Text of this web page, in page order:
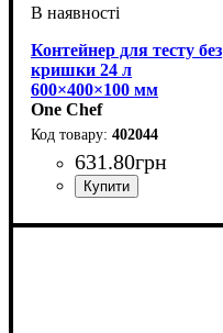
Контейнер для тесту без
кришки 24 л
600×400×100 мм
One Chef
402044
631.80грн